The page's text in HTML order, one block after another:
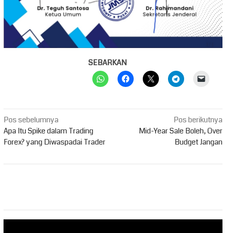
SEBARKAN
Navigasi
pos
Pos sebelumnya
Apa Itu Spike dalam Trading
Forex? yang Diwaspadai Trader
Pos berikutnya
Mid-Year Sale Boleh, Over
Budget Jangan